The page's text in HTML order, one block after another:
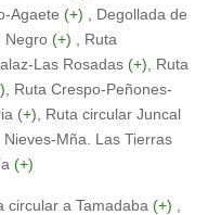
Agaete (+) , Degollada de
Negro (+) , Ruta
Las Rosadas (+) , Ruta
, Ruta Crespo-Peñones-
(+) , Ruta circular Juncal
Nieves-Mña. Las Tierras
(+)
circular a Tamadaba (+)